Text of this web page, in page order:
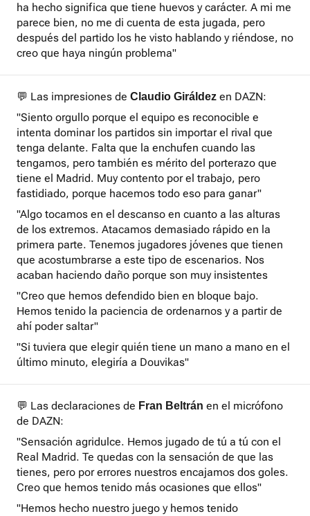
ha hecho significa que tiene huevos y carácter. A mi me
parece bien, no me di cuenta de esta jugada, pero
después del partido los he visto hablando y riéndose, no
creo que haya ningún problema"
💬 Las impresiones de Claudio Giráldez en DAZN:
"Siento orgullo porque el equipo es reconocible e
intenta dominar los partidos sin importar el rival que
tenga delante. Falta que la enchufen cuando las
tengamos, pero también es mérito del porterazo que
tiene el Madrid. Muy contento por el trabajo, pero
fastidiado, porque hacemos todo eso para ganar"
"Algo tocamos en el descanso en cuanto a las alturas
de los extremos. Atacamos demasiado rápido en la
primera parte. Tenemos jugadores jóvenes que tienen
que acostumbrarse a este tipo de escenarios. Nos
acaban haciendo daño porque son muy insistentes
"Creo que hemos defendido bien en bloque bajo.
Hemos tenido la paciencia de ordenarnos y a partir de
ahí poder saltar"
"Si tuviera que elegir quién tiene un mano a mano en el
último minuto, elegiría a Douvikas"
💬 Las declaraciones de Fran Beltrán en el micrófono
de DAZN:
"Sensación agridulce. Hemos jugado de tú a tú con el
Real Madrid. Te quedas con la sensación de que las
tienes, pero por errores nuestros encajamos dos goles.
Creo que hemos tenido más ocasiones que ellos"
"Hemos hecho nuestro juego y hemos tenido